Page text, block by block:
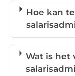
Hoe kan
Wat is het